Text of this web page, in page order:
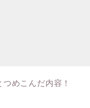
めこんだ内容！